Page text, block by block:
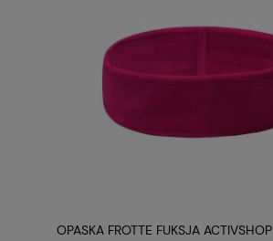
OPASKA FROTTE FUKSJA ACTIVSHOP